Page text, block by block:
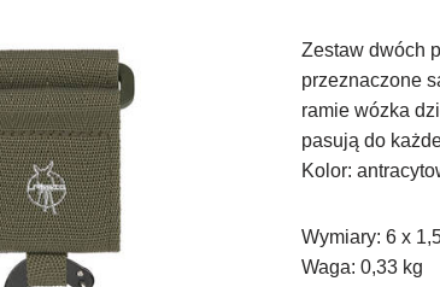
Zestaw dwóch
przeznaczone
ramie wózka
pasują do
Kolor:
Wymiary: 6 x
Waga: 0,33 kg